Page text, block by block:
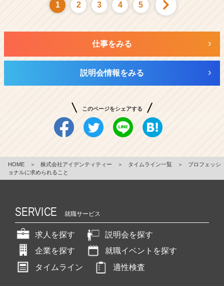
1 2 3 4 5
仕事をみる
説明会情報をみる
このページをシェアする
HOME ＞ 株式会社アイデンティティー ＞ タイムライン一覧 ＞
プロフェッシ
ョナルに求められること
SERVICE 就職サービス
求人を探す
説明会を探す
企業を探す
就職イベントを探す
タイムライン
適性検査